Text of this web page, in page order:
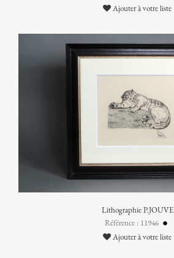
Ajouter à votre liste
Lithographie P.JOUVE
Référence : 11946
Ajouter à votre liste